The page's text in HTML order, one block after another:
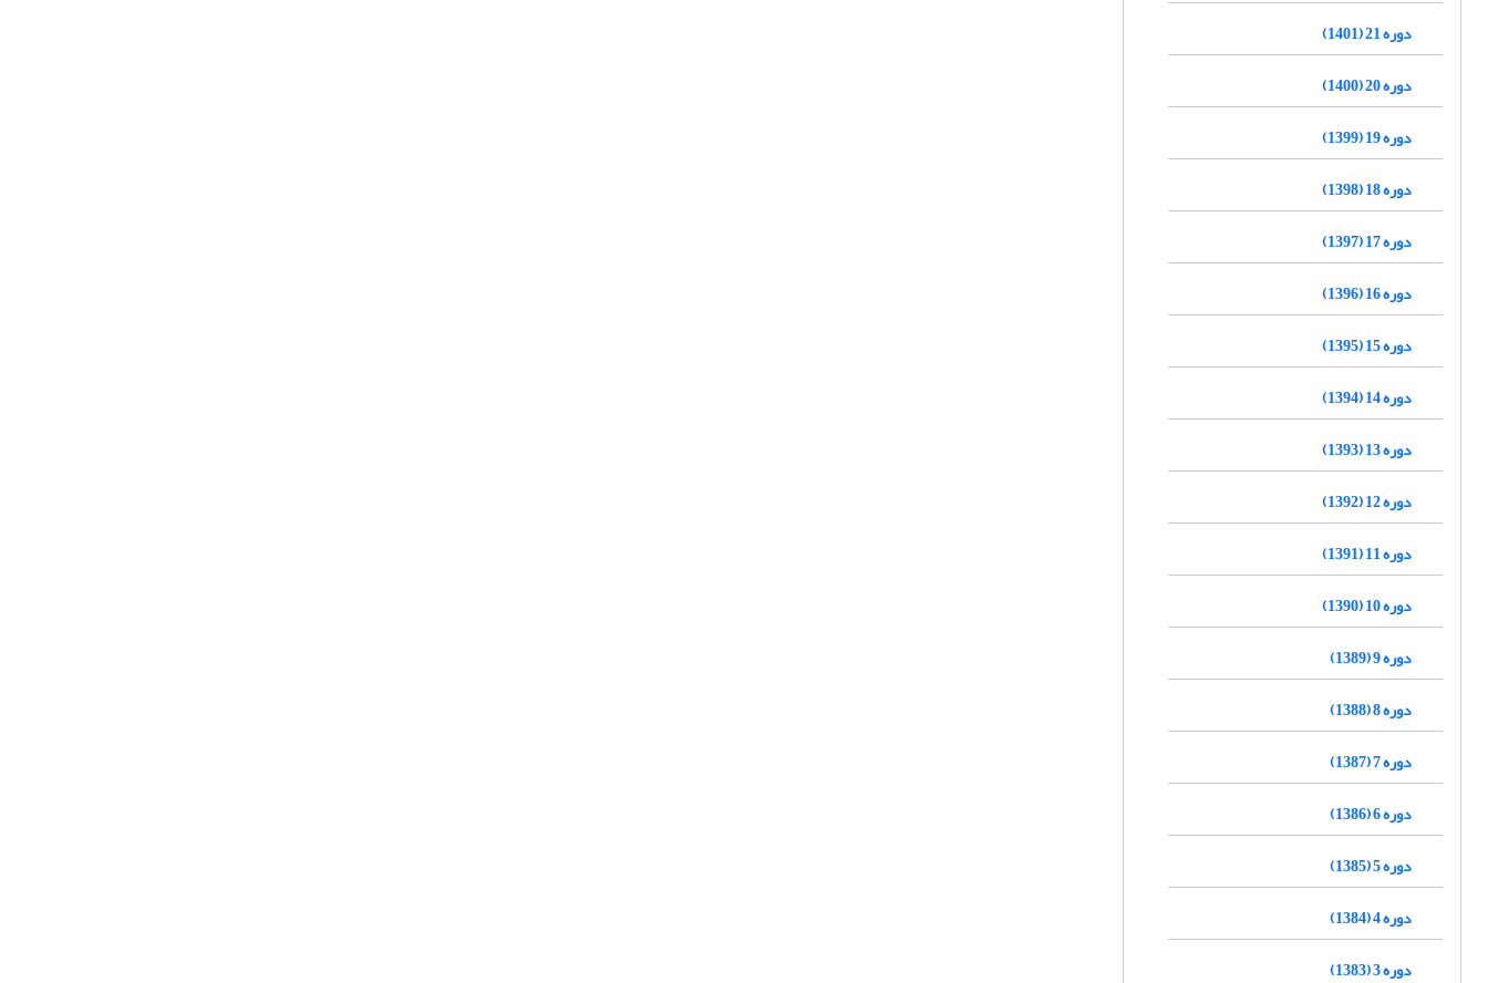
دوره 21 (1401)
دوره 20 (1400)
دوره 19 (1399)
دوره 18 (1398)
دوره 17 (1397)
دوره 16 (1396)
دوره 15 (1395)
دوره 14 (1394)
دوره 13 (1393)
دوره 12 (1392)
دوره 11 (1391)
دوره 10 (1390)
دوره 9 (1389)
دوره 8 (1388)
دوره 7 (1387)
دوره 6 (1386)
دوره 5 (1385)
دوره 4 (1384)
دوره 3 (1383)